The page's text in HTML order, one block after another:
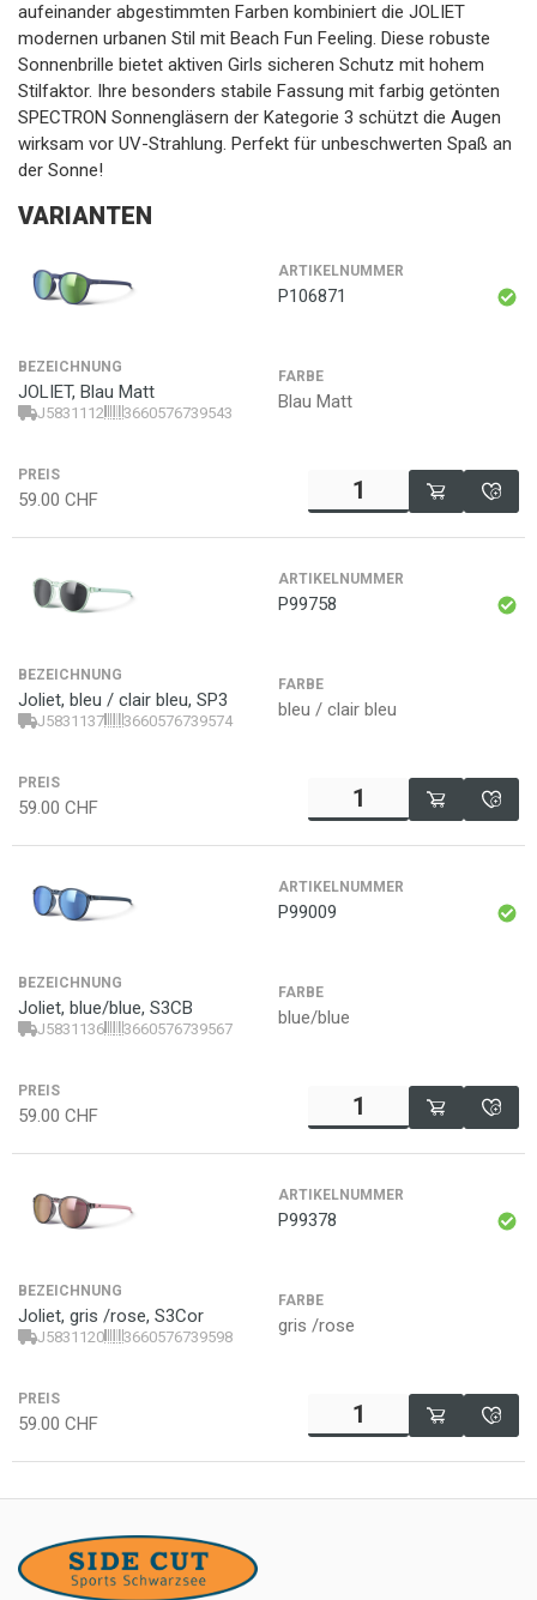
aufeinander abgestimmten Farben kombiniert die JOLIET
modernen urbanen Stil mit Beach Fun Feeling. Diese robuste
Sonnenbrille bietet aktiven Girls sicheren Schutz mit hohem
Stilfaktor. Ihre besonders stabile Fassung mit farbig getönten
SPECTRON Sonnengläsern der Kategorie 3 schützt die Augen
wirksam vor UV-Strahlung. Perfekt für unbeschwerten Spaß an
der Sonne!
VARIANTEN
ARTIKELNUMMER
P106871
BEZEICHNUNG
JOLIET, Blau Matt
J5831112 3660576739543
FARBE
Blau Matt
PREIS
59.00 CHF
ARTIKELNUMMER
P99758
BEZEICHNUNG
Joliet, bleu / clair bleu, SP3
J5831137 3660576739574
FARBE
bleu / clair bleu
PREIS
59.00 CHF
ARTIKELNUMMER
P99009
BEZEICHNUNG
Joliet, blue/blue, S3CB
J5831136 3660576739567
FARBE
blue/blue
PREIS
59.00 CHF
ARTIKELNUMMER
P99378
BEZEICHNUNG
Joliet, gris /rose, S3Cor
J5831120 3660576739598
FARBE
gris /rose
PREIS
59.00 CHF